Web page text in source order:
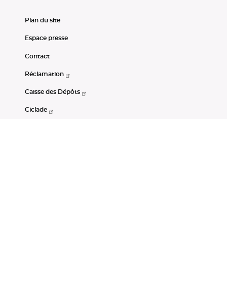
Plan du site
Espace presse
Contact
Réclamation
Caisse des Dépôts
Ciclade